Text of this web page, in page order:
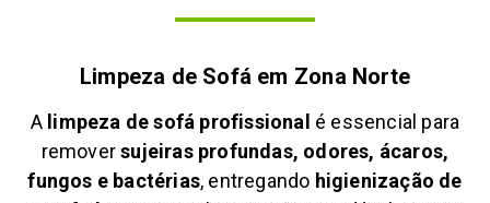
Limpeza de Sofá em Zona Norte
A limpeza de sofá profissional é essencial para
removersujeiras profundas, odores, ácaros,
fungos e bactérias, entregando higienização de